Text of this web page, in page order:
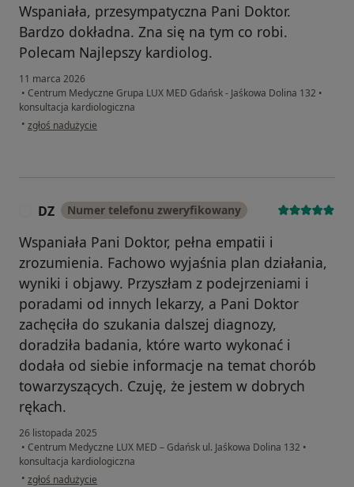
Wspaniała, przesympatyczna Pani Doktor.
Bardzo dokładna. Zna się na tym co robi.
Polecam Najlepszy kardiolog.
11 marca 2026
• Centrum Medyczne Grupa LUX MED Gdańsk - Jaśkowa Dolina 132 •
konsultacja kardiologiczna
• w opinii użytkownika Kamila
zgłoś nadużycie
DZ Numer telefonu zweryfikowany
Wspaniała Pani Doktor, pełna empatii i
zrozumienia. Fachowo wyjaśnia plan działania,
wyniki i objawy. Przyszłam z podejrzeniami i
poradami od innych lekarzy, a Pani Doktor
zachęciła do szukania dalszej diagnozy,
doradziła badania, które warto wykonać i
dodała od siebie informacje na temat chorób
towarzyszących. Czuję, że jestem w dobrych
rękach.
26 listopada 2025
• Centrum Medyczne LUX MED – Gdańsk ul. Jaśkowa Dolina 132 •
konsultacja kardiologiczna
• w opinii użytkownika DZ
zgłoś nadużycie